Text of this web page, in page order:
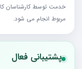
خدمت توسط کارشناسان
مربوط انجام می شود.
پشتیبانی فعال